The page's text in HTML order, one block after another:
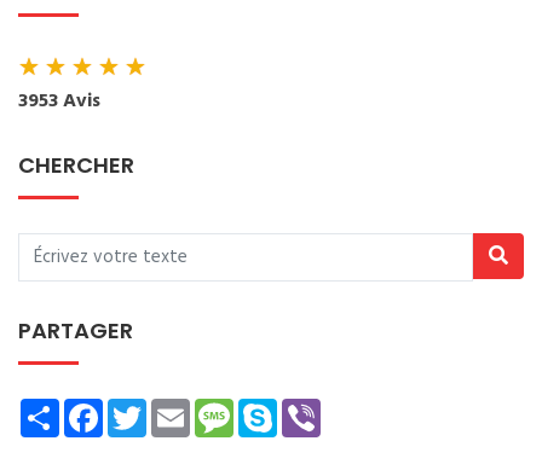
★★★★★
3953 Avis
CHERCHER
PARTAGER
ShareFacebookTwitterEmailMessage
Skype